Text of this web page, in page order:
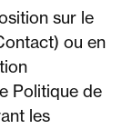
sur le
ou en
Politique de
les